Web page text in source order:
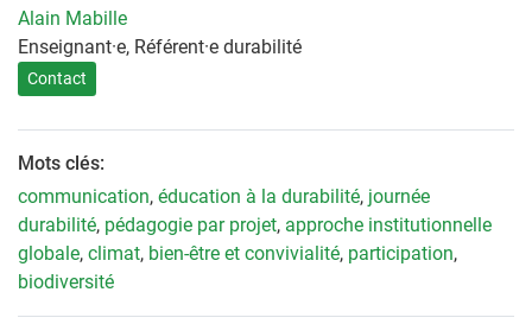
Alain Mabille
Enseignant·e, Référent·e durabilité
Contact
Mots clés:
communication, éducation à la durabilité, journée
durabilité, pédagogie par projet, approche institutionnelle
globale, climat, bien-être et convivialité, participation,
biodiversité